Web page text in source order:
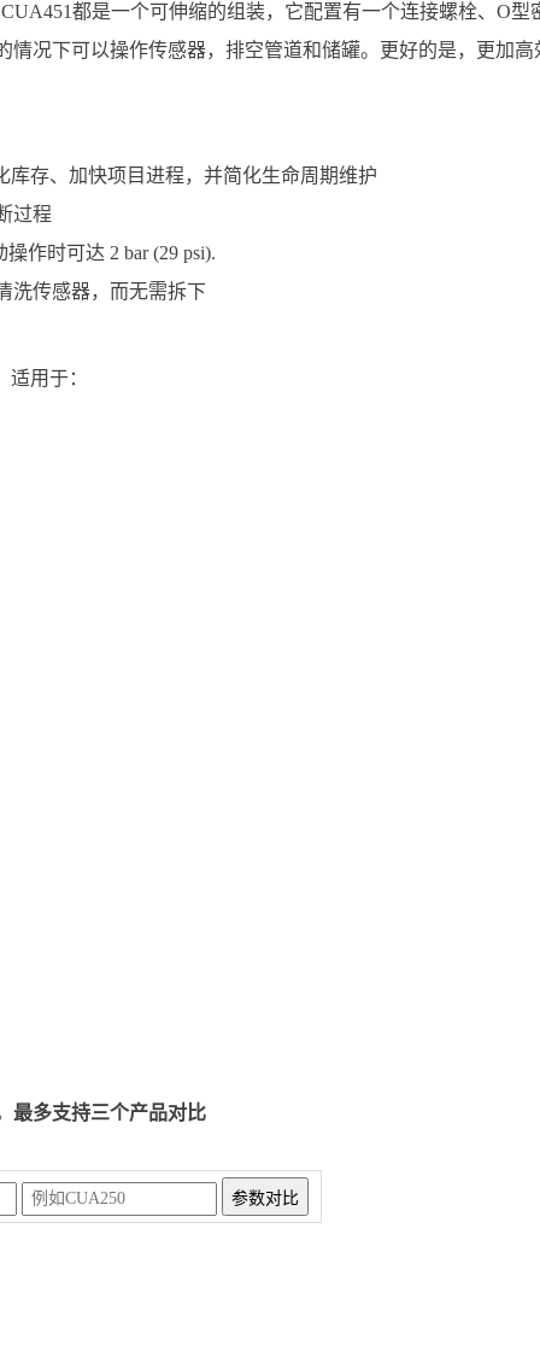
都是一个可伸缩的组装，它配置有一个连接螺栓、O
况下可以操作传感器，排空管道和储罐。更好的是，更加
库存、加快项目进程，并简化生命周期维护
过程
作时可达 2 bar (29 psi).
洗传感器，而无需拆下
用于：
最多支持三个产品对比